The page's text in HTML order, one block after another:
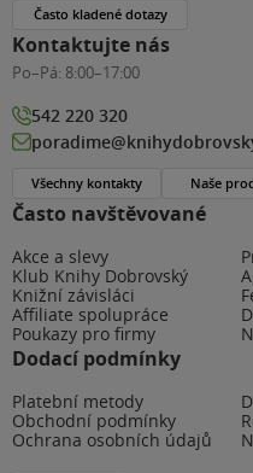
Často navštěvované
Akce a slevy
Klub Knihy Dobrovský
Knižní závisláci
Affiliate spolupráce
Poukazy pro firmy
Dodací podmínky
Platební metody
Obchodní podmínky
Ochrana osobních údajů
Často kladené dotazy
Kontaktujte nás
Po–Pá: 8:00–17:00
542 220 320
Všechny kontakty Naše